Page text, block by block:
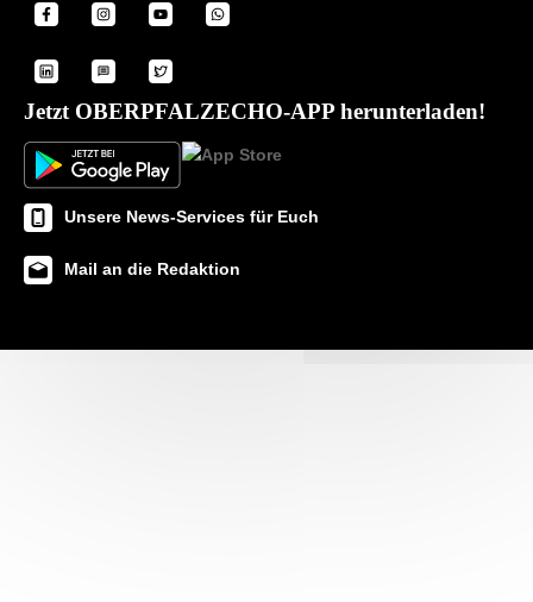
Jetzt OBERPFALZECHO-APP herunterladen!
Unsere News-Services für Euch
Mail an die Redaktion